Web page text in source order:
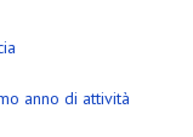
anno di attività